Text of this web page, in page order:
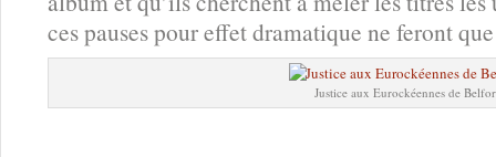
ces pauses pour effet dramatique ne feront
Justice aux Eurockéennes de